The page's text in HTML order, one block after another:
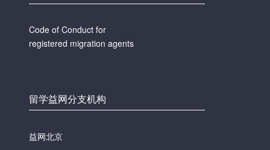
Code of Conduct for
registered migration agents
留学益网分支机构
益网北京